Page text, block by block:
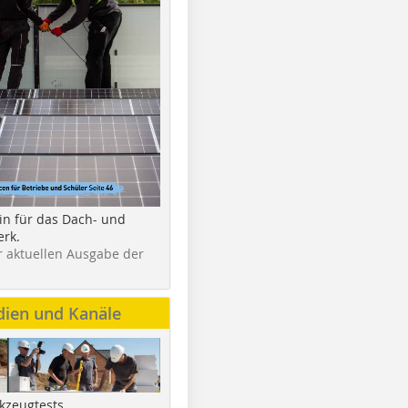
für das Dach- und
aktuellen Ausgabe der
und Kanäle